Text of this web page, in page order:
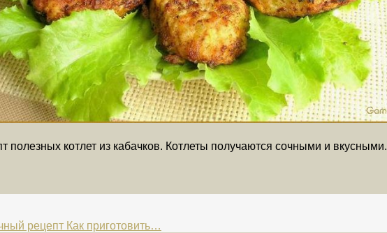
котлет из кабачков. Котлеты получаются сочными и вкусными.
рецепт Как приготовить…